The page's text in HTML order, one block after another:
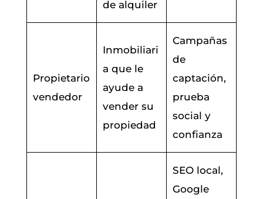
de alquiler
Propietario
vendedor
Inmobiliari
a que le
ayude a
vender su
propiedad
Campañas
de
captación,
prueba
social y
confianza
SEO local,
Google